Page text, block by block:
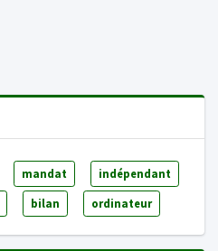
mandat indépendant
bilan ordinateur